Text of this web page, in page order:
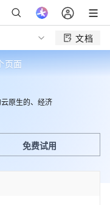
文档
原生的、经济
免费试用